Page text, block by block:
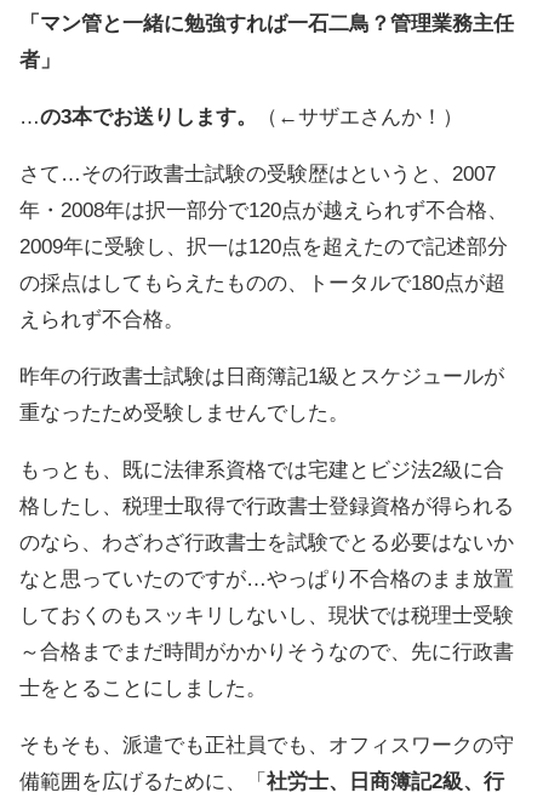
「マン管と一緒に勉強すれば一石二鳥？管理業務主任
者」
…の3本でお送りします。 （←サザエさんか！）
さて…その行政書士試験の受験歴はというと、2007
年・2008年は択一部分で120点が越えられず不合格、
2009年に受験し、択一は120点を超えたので記述部分
の採点はしてもらえたものの、トータルで180点が超
えられず不合格。
昨年の行政書士試験は日商簿記1級とスケジュールが
重なったため受験しませんでした。
もっとも、既に法律系資格では宅建とビジ法2級に合
格したし、税理士取得で行政書士登録資格が得られる
のなら、わざわざ行政書士を試験でとる必要はないか
なと思っていたのですが…やっぱり不合格のまま放置
しておくのもスッキリしないし、現状では税理士受験
～合格までまだ時間がかかりそうなので、先に行政書
士をとることにしました。
そもそも、派遣でも正社員でも、オフィスワークの守
備範囲を広げるために、「 社労士、日商簿記2級、行